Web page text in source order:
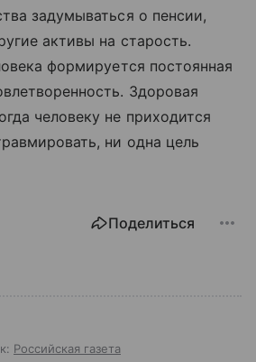
задумываться о пенсии,
активы на старость.
формируется постоянная
Здоровая
человеку не приходится
ни одна цель
Поделиться
Российская газета